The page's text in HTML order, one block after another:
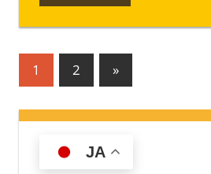
投
の
1 2
次
の
記
»
JA